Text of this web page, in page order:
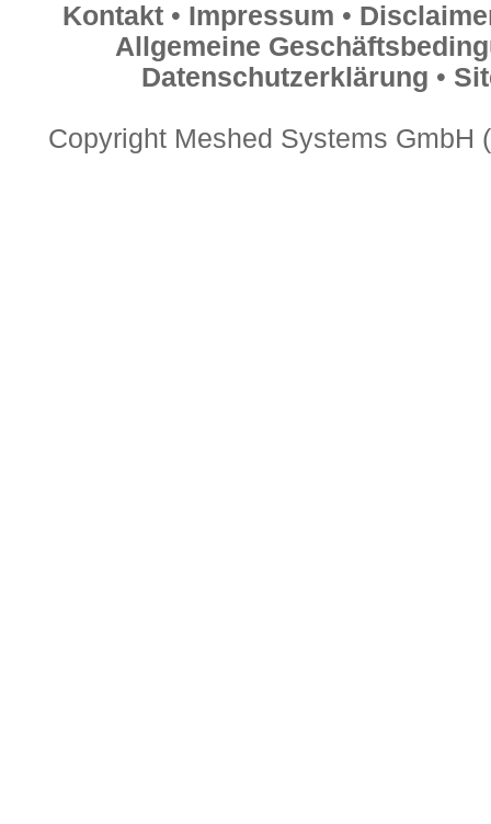
Kontakt• Impressum •
Allgemeine
Datenschutzerklärung •
Copyright Meshed Systems GmbH